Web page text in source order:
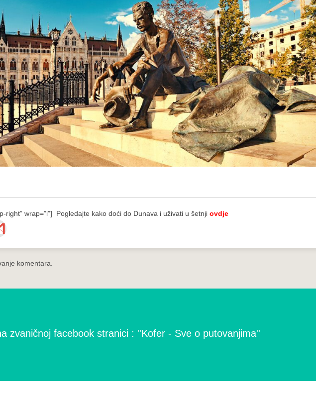
right” wrap=”i”] Pogledajte kako doći do Dunava i uživati u šetnji ovdje
komentara.
zvaničnoj facebook stranici : ''Kofer - Sve o putovanjima''